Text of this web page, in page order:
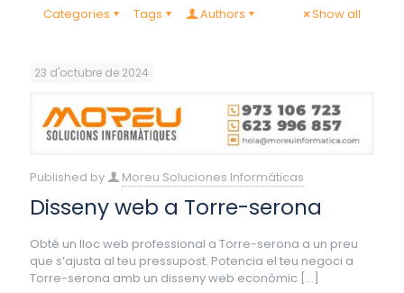
Categories Tags Authors Show all
23 d'octubre de 2024
Published by Moreu Soluciones Informáticas
Disseny web a Torre-serona
Obté un lloc web professional a Torre-serona a un preu
que s’ajusta al teu pressupost. Potencia el teu negoci a
Torre-serona amb un disseny web econòmic […]